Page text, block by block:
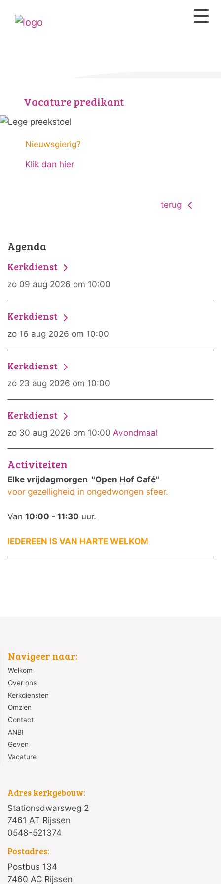
Vacature predikant
Nieuwsgierig?
Klik dan hier
terug
Agenda
Kerkdienst
zo 09 aug 2026 om 10:00
Kerkdienst
zo 16 aug 2026 om 10:00
Kerkdienst
zo 23 aug 2026 om 10:00
Kerkdienst
zo 30 aug 2026 om 10:00 Avondmaal
Activiteiten
Elke vrijdagmorgen "Open Hof Café"
voor gezelligheid in ongedwongen sfeer.
Van 10:00 - 11:30 uur.
IEDEREEN IS VAN HARTE WELKOM
Navigeer naar:
Welkom
Over ons
Kerkdiensten
Omzien
Contact
ANBI
Geven
Vacature
Adres kerkgebouw:
Stationsdwarsweg 2
7461 AT Rijssen
0548-521374
Postadres:
Postbus 134
7460 AC Rijssen